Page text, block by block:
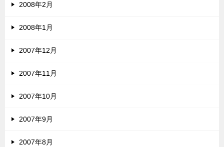
2008年2月
2008年1月
2007年12月
2007年11月
2007年10月
2007年9月
2007年8月